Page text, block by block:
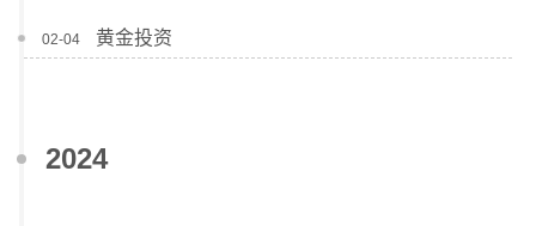
02-04 黄金投资
2024